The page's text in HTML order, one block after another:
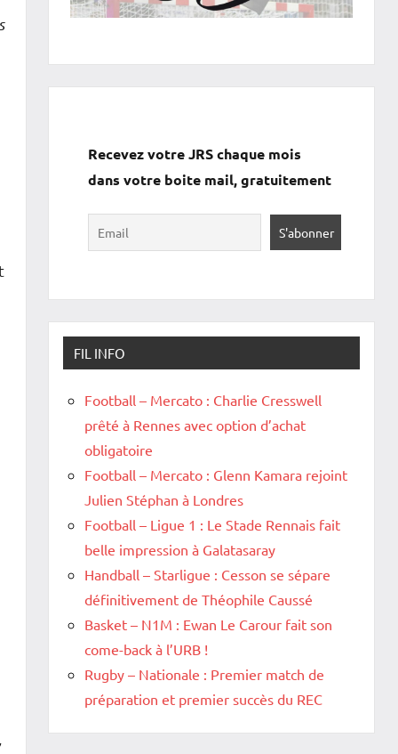
Recevez votre JRS chaque mois
dans votre boite mail, gratuitement
FIL INFO
Football – Mercato : Charlie Cresswell
prêté à Rennes avec option d’achat
obligatoire
Football – Mercato : Glenn Kamara rejoint
Julien Stéphan à Londres
Football – Ligue 1 : Le Stade Rennais fait
belle impression à Galatasaray
Handball – Starligue : Cesson se sépare
définitivement de Théophile Caussé
Basket – N1M : Ewan Le Carour fait son
come-back à l’URB !
Rugby – Nationale : Premier match de
préparation et premier succès du REC